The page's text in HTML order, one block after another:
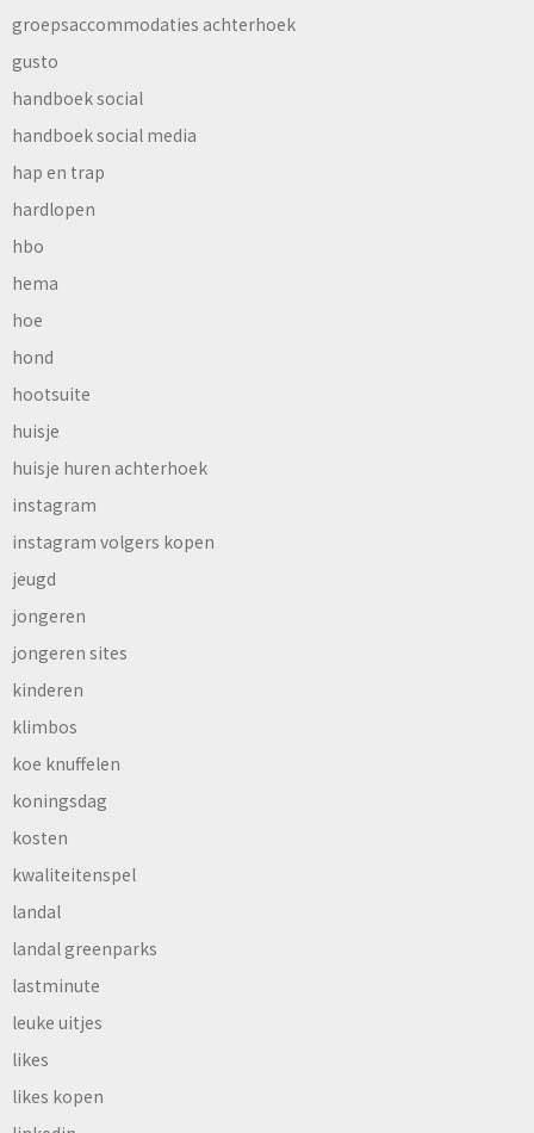
groepsaccommodaties achterhoek
gusto
handboek social
handboek social media
hap en trap
hardlopen
hbo
hema
hoe
hond
hootsuite
huisje
huisje huren achterhoek
instagram
instagram volgers kopen
jeugd
jongeren
jongeren sites
kinderen
klimbos
koe knuffelen
koningsdag
kosten
kwaliteitenspel
landal
landal greenparks
lastminute
leuke uitjes
likes
likes kopen